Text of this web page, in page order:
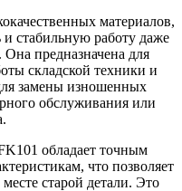
материалов,
и стабильную работу даже
предназначена для
складской техники и
замены изношенных
обслуживания или
обладает точным
что позволяет
старой детали. Это